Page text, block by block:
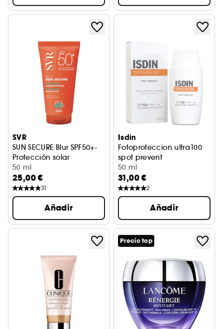
SVR
SUN SECURE Blur SPF50+-
Protección solar
50 ml
25,00 €
31
Añadir
Isdin
Fotoproteccion ultra100
spot prevent
Protección solar
50 ml
31,00 €
2
Añadir
Precio top